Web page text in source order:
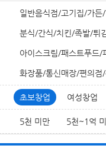
일반음식점/고기집/가
분식/간식/치킨/족발/튀
아이스크림/패스트푸드/
화장품/통신매장/편의
초보창업 여성창업
5천 미만 5천~1억